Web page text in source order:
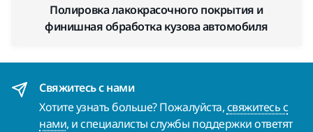
Полировка лакокрасочного покрытия и
финишная обработка кузова автомобиля
Свяжитесь с нами
Хотите узнать больше? Пожалуйста,свяжитесь с
нами, и специалисты службы поддержки ответят